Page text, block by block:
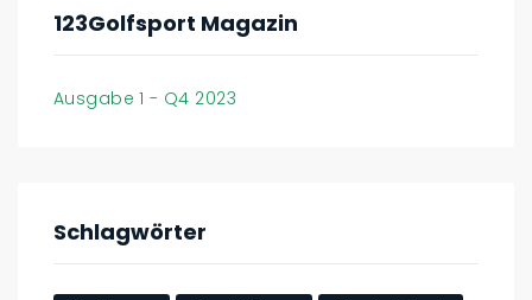
123Golfsport Magazin
Ausgabe 1 - Q4 2023
Schlagwörter